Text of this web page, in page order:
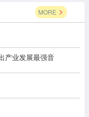
MORE
产业发展最强音